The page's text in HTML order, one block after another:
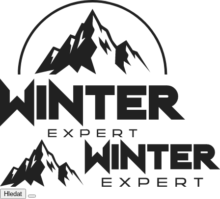
Hledat